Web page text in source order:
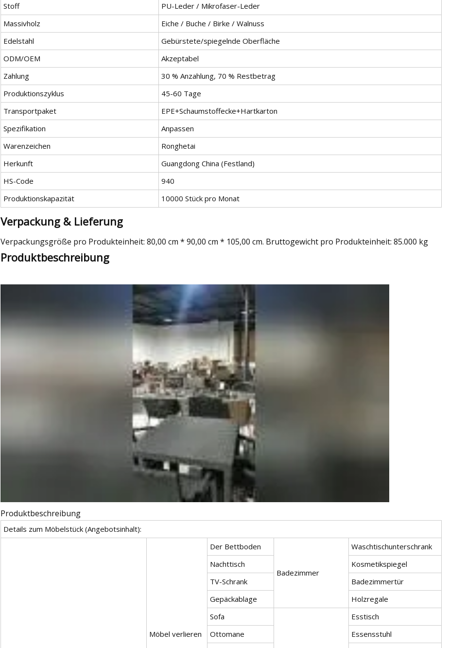
Stoff
PU-Leder / Mikrofaser-Leder
Massivholz
Eiche / Buche / Birke / Walnuss
Edelstahl
Gebürstete/spiegelnde Oberfläche
ODM/OEM
Akzeptabel
Zahlung
30 % Anzahlung, 70 % Restbetrag
Produktionszyklus
45-60 Tage
Transportpaket
EPE+Schaumstoffecke+Hartkarton
Spezifikation
Anpassen
Warenzeichen
Ronghetai
Herkunft
Guangdong China (Festland)
HS-Code
940
Produktionskapazität
10000 Stück pro Monat
Verpackung & Lieferung
Verpackungsgröße pro Produkteinheit: 80,00 cm * 90,00 cm * 105,00 cm. Bruttogewicht pro Produkteinheit: 85.000 kg
Produktbeschreibung
Produktbeschreibung
Details zum Möbelstück (Angebotsinhalt):
Möbel verlieren
Der Bettboden
Badezimmer
Waschtischunterschrank
Nachttisch
Kosmetikspiegel
TV-Schrank
Badezimmertür
Gepäckablage
Holzregale
Sofa
Esstisch
Ottomane
Essensstuhl